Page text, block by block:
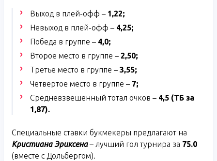
Выход в плей-офф – 1,22;
Невыход в плей-офф – 4,25;
Победа в группе – 4,0;
Второе место в группе – 2,50;
Третье место в группе – 3,55;
Четвертое место в группе – 7;
Средневзвешенный тотал очков – 4,5 (ТБ за
1,87).
Специальные ставки букмекеры предлагают на
Кристиана Эриксена– лучший гол турнира за 75.0
(вместе с Дольбергом).